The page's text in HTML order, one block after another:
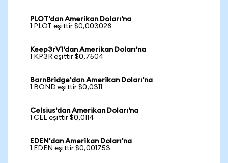
PLOT'dan Amerikan Doları'na
1 PLOT eşittir $0,003028
Keep3rV1'dan Amerikan Doları'na
1 KP3R eşittir $0,7504
BarnBridge'dan Amerikan Doları'na
1 BOND eşittir $0,0311
Celsius'dan Amerikan Doları'na
1 CEL eşittir $0,0114
EDEN'dan Amerikan Doları'na
1 EDEN eşittir $0,001753